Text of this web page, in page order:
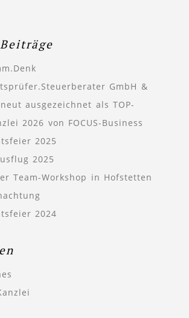
GmbH &
ausgezeichnet als TOP-
2026 von FOCUS-Business
2025
2025
Team-Workshop in Hofstetten
2024